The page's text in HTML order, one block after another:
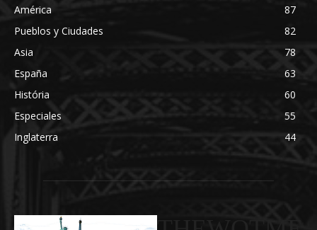
América
87
Pueblos y Ciudades
82
Asia
78
España
63
História
60
Especiales
55
Inglaterra
44